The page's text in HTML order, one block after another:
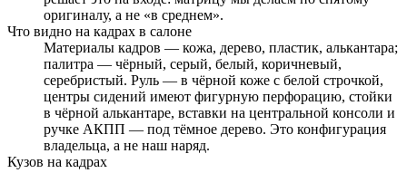
оригиналу, а не «в среднем».
Что видно на кадрах в салоне
Материалы кадров — кожа, дерево, пластик, алькантара;
палитра — чёрный, серый, белый, коричневый,
серебристый. Руль — в чёрной коже с белой строчкой,
центры сидений имеют фигурную перфорацию, стойки
в чёрной алькантаре, вставки на центральной консоли и
ручке АКПП — под тёмное дерево. Это конфигурация
владельца, а не наш наряд.
Кузов на кадрах